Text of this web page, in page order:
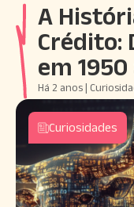
A
Crédito:
em
Há 2 anos |
Curiosidades